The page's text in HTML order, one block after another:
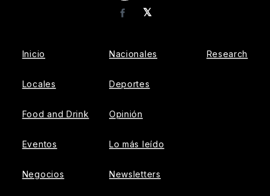
𝕏
Facebook
Inicio
Locales
Food and Drink
Eventos
Negocios
Nacionales
Deportes
Opinión
Lo más leído
Newsletters
Research